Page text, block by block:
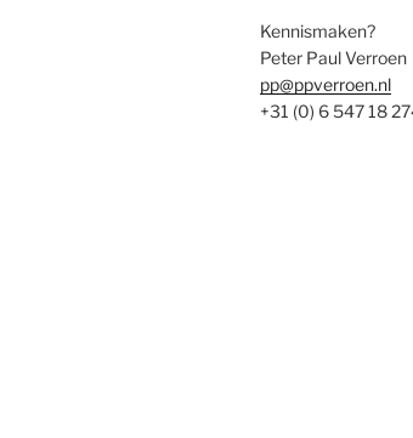
Kennismaken?
Peter Paul Verroen
pp@ppverroen.nl
+31 (0) 6 547 18